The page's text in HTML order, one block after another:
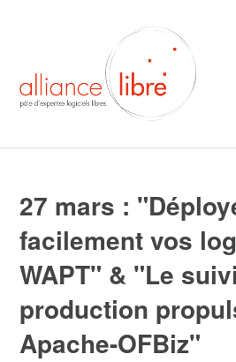
27 mars :
facilement vos
WAPT" & "Le
production
Apache-OFBiz"